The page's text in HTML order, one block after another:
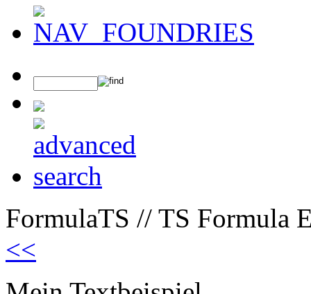
FormulaTS // TS Formula
<<